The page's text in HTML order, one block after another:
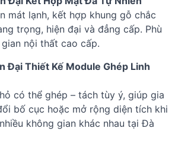
mát lạnh, kết hợp khung gỗ chắc
trọng, hiện đại và đẳng cấp. Phù
nội thất cao cấp.
Đại Thiết Kế Module Ghép Linh
có thể ghép – tách tùy ý, giúp gia
bố cục hoặc mở rộng diện tích khi
không gian khác nhau tại Đà